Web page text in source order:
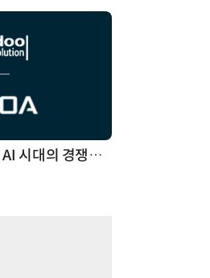
체계화 된 데이터가 곧 AI 시대의 경쟁력이다